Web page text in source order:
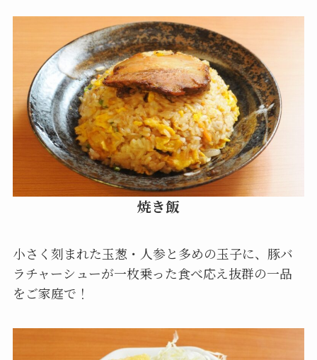
焼き飯
小さく刻まれた玉葱・人参と多めの玉子に、豚バ
ラチャーシューが一枚乗った食べ応え抜群の一品
をご家庭で！